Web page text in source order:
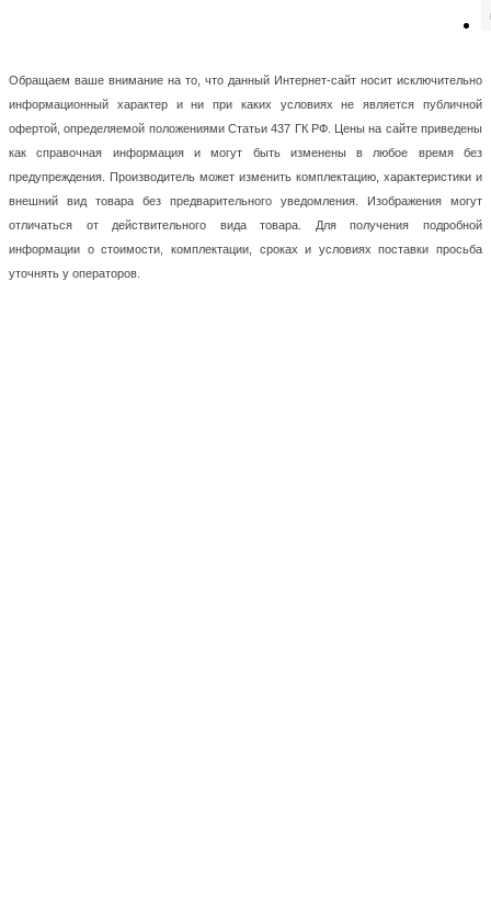
Обращаем ваше внимание на то, что данный Интернет-сайт носит исключительно
информационный характер и ни при каких условиях не является публичной
офертой, определяемой положениями Статьи 437 ГК РФ. Цены на сайте приведены
как справочная информация и могут быть изменены в любое время без
предупреждения. Производитель может изменить комплектацию, характеристики и
внешний вид товара без предварительного уведомления. Изображения могут
отличаться от действительного вида товара. Для получения подробной
информации о стоимости, комплектации, сроках и условиях поставки просьба
уточнять у операторов.